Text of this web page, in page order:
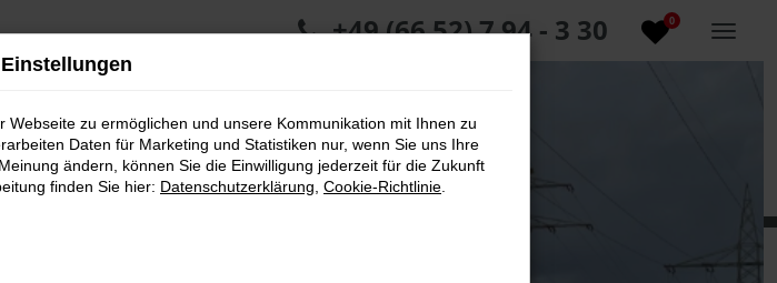
0
+49 (66 52) 7 94 - 3 30
zu ermöglichen und unsere Kommunikation mit Ihnen zu
Daten für Marketing und Statistiken nur, wenn Sie uns Ihre
ändern, können Sie die Einwilligung jederzeit für die Zukunft
finden Sie hier: Datenschutzerklärung Cookie-Richtlinie